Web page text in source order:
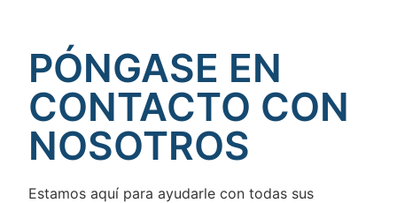
PÓNGASE EN
CONTACTO CON
NOSOTROS
Estamos aquí para ayudarle con todas sus